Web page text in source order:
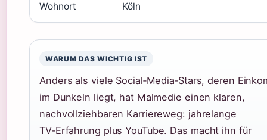
Wohnort Köln
WARUM DAS WICHTIG IST
Anders als viele Social‑Media‑Stars, deren
im Dunkeln liegt, hat Malmedie einen klaren,
nachvollziehbaren Karriereweg: jahrelange
TV‑Erfahrung plus YouTube. Das macht ihn für